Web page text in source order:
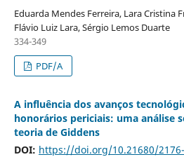
Eduarda Mendes Ferreira, Lara Cristina
Flávio Luiz Lara, Sérgio Lemos Duarte
334-349
PDF/A
A influência dos avanços
honorários periciais: uma análise
teoria de Giddens
DOI: https://doi.org/10.21680/